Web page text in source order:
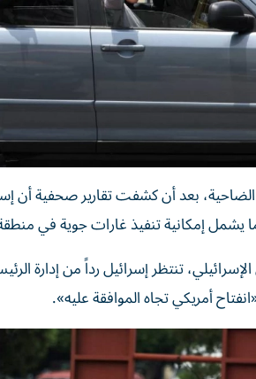
الضاحية، بعد أن كشفت تقارير صحفية
يشمل إمكانية تنفيذ غارات جوية في
تنتظر إسرائيل رداً من إدارة
أمريكي تجاه الموافقة عليه».